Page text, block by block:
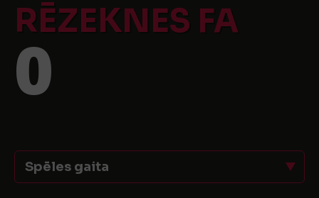
RĒZEKNES FA
0
Spēles gaita